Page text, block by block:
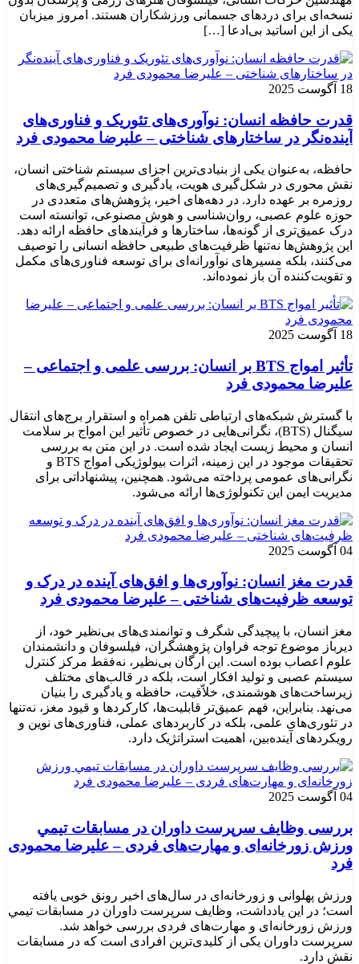
نسخه‌ای برای دردهای جسمانی ورزشکاران هستند. امروز میزبان
یکی از این اساتید بی‌ادعا […]
18 آگوست 2025
قدرت حافظه انسان: نوآوری‌های تئوریک و فناوری‌های
آینده‌نگر در ساختارهای شناختی – علیرضا محمودی فرد
حافظه، به‌عنوان یکی از بنیادی‌ترین اجزای سیستم شناختی انسان،
نقش محوری در شکل‌گیری هویت، یادگیری و تصمیم‌گیری‌های
روزمره بر عهده دارد. در دهه‌های اخیر، پژوهش‌های متعددی در
حوزه علوم عصبی، روان‌شناسی و هوش مصنوعی، توانسته‌ است
درک عمیق‌تری از گونه‌ها، ساختارها و فرآیندهای حافظه ارائه دهد.
این پژوهش‌ها نه‌تنها ظرفیت‌های طبیعی حافظه انسانی را توصیف
می‌کنند، بلکه مسیرهای نوآورانه‌ای برای توسعه فناوری‌های مکمل
و تقویت‌کننده آن باز نموده‌اند.
18 آگوست 2025
تأثیر امواج BTS بر انسان: بررسی علمی و اجتماعی –
علیرضا محمودی فرد
با گسترش شبکه‌های ارتباطی تلفن همراه و استقرار برج‌های انتقال
سیگنال (BTS)، نگرانی‌هایی در خصوص تأثیر این امواج بر سلامت
انسان و محیط زیست ایجاد شده است. در این متن به بررسی
تحقیقات موجود در این زمینه، اثرات بیولوژیکی امواج BTS و
نگرانی‌های عمومی پرداخته می‌شود. همچنین، پیشنهاداتی برای
مدیریت ایمن این تکنولوژی‌ها ارائه می‌شود.
04 آگوست 2025
قدرت مغز انسان: نوآوری‌ها و افق‌های آینده در درک و
توسعه ظرفیت‌های شناختی – علیرضا محمودی فرد
مغز انسان، با پیچیدگی شگرف و توانمندی‌های بی‌نظیر خود، از
دیرباز موضوع توجه فراوان پژوهشگران، فیلسوفان و دانشمندان
علوم اعصاب بوده است. این ارگان بی‌نظیر، نه‌فقط مرکز کنترل
سیستم عصبی و تولید افکار است، بلکه در قالب‌های مختلف
زیرساخت‌های هوشمندی، خلاّقیت، حافظه و یادگیری را بنیان
می‌نهد. بنابراین، فهم عمیق‌تر قابلیت‌ها، کارکردها و قیود مغز، نه‌تنها
در تئوری‌های علمی، بلکه در کاربردهای عملی، فناوری‌های نوین و
رویکردهای آینده‌بین، اهمیت استراتژیک دارد.
04 آگوست 2025
بررسی وظايف سرپرست داوران در مسابقات تیمي
ورزش زورخانه‌ای و مهارت‌های فردی – علیرضا محمودی
فرد
ورزش پهلوانی و زورخانه‌ای در سال‌های اخیر رونق خوبی یافته
است؛ در این یادداشت، وظایف سرپرست داوران در مسابقات تیمي
ورزش زورخانه‌ای و مهارت‌های فردی بررسی خواهد شد.
سرپرست داوران یکی از کلیدی‌ترین افرادی است که در مسابقات
نقش دارد.